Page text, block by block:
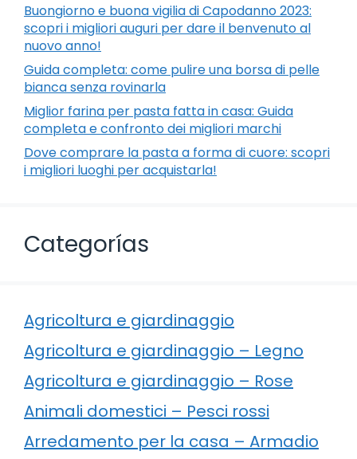
Buongiorno e buona vigilia di Capodanno 2023:
scopri i migliori auguri per dare il benvenuto al
nuovo anno!
Guida completa: come pulire una borsa di pelle
bianca senza rovinarla
Miglior farina per pasta fatta in casa: Guida
completa e confronto dei migliori marchi
Dove comprare la pasta a forma di cuore: scopri
i migliori luoghi per acquistarla!
Categorías
Agricoltura e giardinaggio
Agricoltura e giardinaggio – Legno
Agricoltura e giardinaggio – Rose
Animali domestici – Pesci rossi
Arredamento per la casa – Armadio